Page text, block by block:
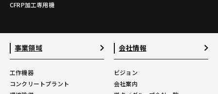
CFRP加工専用機
事業領域
工作機器
コンクリートプラント
会社情報
ビジョン
会社案内